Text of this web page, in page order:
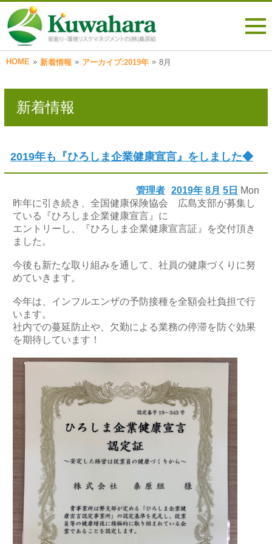
HOME » 新着情報 » アーカイブ:2019年 » 8月
新着情報
2019年も『ひろしま企業健康宣言』をしました◆
2019年 8月 5日 Mon
管理者
昨年に引き続き、全国健康保険協会 広島支部が募集し
ている『ひろしま企業健康宣言』に
エントリーし、『ひろしま企業健康宣言証』を交付頂き
ました。
今後も新たな取り組みを通して、社員の健康づくりに努
めていきます。
今年は、インフルエンザの予防接種を全額会社負担で行
います。
社内での蔓延防止や、欠勤による業務の停滞を防ぐ効果
を期待しています！